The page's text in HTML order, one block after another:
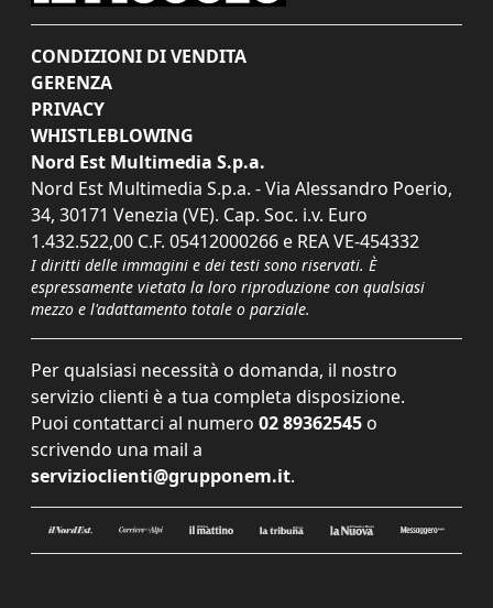
CONDIZIONI DI VENDITA
GERENZA
PRIVACY
WHISTLEBLOWING
Nord Est Multimedia S.p.a.
Nord Est Multimedia S.p.a. - Via Alessandro Poerio,
34, 30171 Venezia (VE). Cap. Soc. i.v. Euro
1.432.522,00 C.F. 05412000266 e REA VE-454332
I diritti delle immagini e dei testi sono riservati. È
espressamente vietata la loro riproduzione con qualsiasi
mezzo e l'adattamento totale o parziale.
Per qualsiasi necessità o domanda, il nostro
servizio clienti è a tua completa disposizione.
Puoi contattarci al numero 02 89362545 o
scrivendo una mail a
servizioclienti@grupponem.it.